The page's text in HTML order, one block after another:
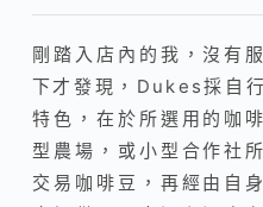
剛踏入店內的我，沒有
下才發現，Dukes採自
特色，在於所選用的咖
型農場，或小型合作社
交易咖啡豆，再經由自